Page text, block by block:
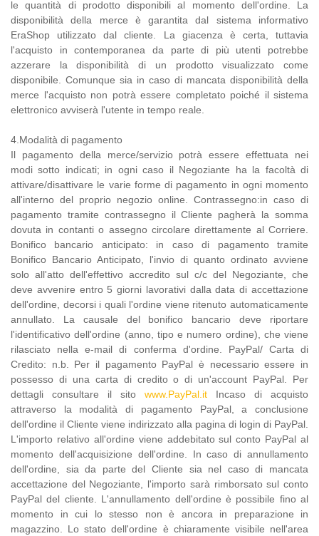
le quantità di prodotto disponibili al momento dell'ordine. La
disponibilità della merce è garantita dal sistema informativo
EraShop utilizzato dal cliente. La giacenza è certa, tuttavia
l'acquisto in contemporanea da parte di più utenti potrebbe
azzerare la disponibilità di un prodotto visualizzato come
disponibile. Comunque sia in caso di mancata disponibilità della
merce l'acquisto non potrà essere completato poiché il sistema
elettronico avviserà l'utente in tempo reale.
4.Modalità di pagamento
Il pagamento della merce/servizio potrà essere effettuata nei
modi sotto indicati; in ogni caso il Negoziante ha la facoltà di
attivare/disattivare le varie forme di pagamento in ogni momento
all'interno del proprio negozio online. Contrassegno:in caso di
pagamento tramite contrassegno il Cliente pagherà la somma
dovuta in contanti o assegno circolare direttamente al Corriere.
Bonifico bancario anticipato: in caso di pagamento tramite
Bonifico Bancario Anticipato, l'invio di quanto ordinato avviene
solo all'atto dell'effettivo accredito sul c/c del Negoziante, che
deve avvenire entro 5 giorni lavorativi dalla data di accettazione
dell'ordine, decorsi i quali l'ordine viene ritenuto automaticamente
annullato. La causale del bonifico bancario deve riportare
l'identificativo dell'ordine (anno, tipo e numero ordine), che viene
rilasciato nella e-mail di conferma d'ordine. PayPal/ Carta di
Credito: n.b. Per il pagamento PayPal è necessario essere in
possesso di una carta di credito o di un'account PayPal. Per
dettagli consultare il sito www.PayPal.it Incaso di acquisto
attraverso la modalità di pagamento PayPal, a conclusione
dell'ordine il Cliente viene indirizzato alla pagina di login di PayPal.
L'importo relativo all'ordine viene addebitato sul conto PayPal al
momento dell'acquisizione dell'ordine. In caso di annullamento
dell'ordine, sia da parte del Cliente sia nel caso di mancata
accettazione del Negoziante, l'importo sarà rimborsato sul conto
PayPal del cliente. L'annullamento dell'ordine è possibile fino al
momento in cui lo stesso non è ancora in preparazione in
magazzino. Lo stato dell'ordine è chiaramente visibile nell'area